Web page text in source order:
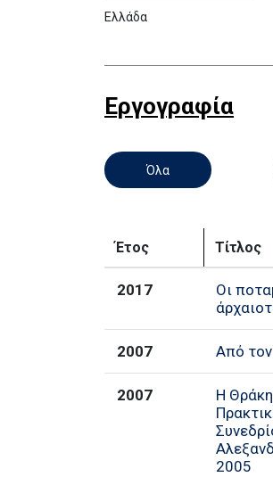
Ελλάδα
Εργογραφία
Όλα
Έτος Τίτλος
2017
Οι
2007 Από
2007
Η
2005